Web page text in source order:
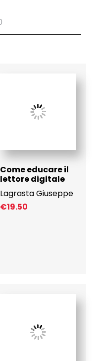
Come educare il
lettore digitale
Lagrasta Giuseppe
€19.50